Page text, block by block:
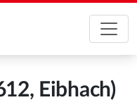
Eibhach)